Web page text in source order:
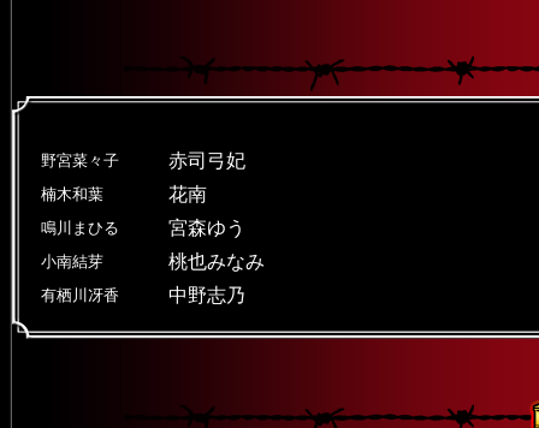
野宮菜々子 赤司弓妃
楠木和葉 花南
鳴川まひる 宮森ゆう
小南結芽 桃也みなみ
有栖川冴香 中野志乃